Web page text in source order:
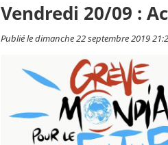
Vendredi 20/09 :
Publié le dimanche 22 septembre 2019